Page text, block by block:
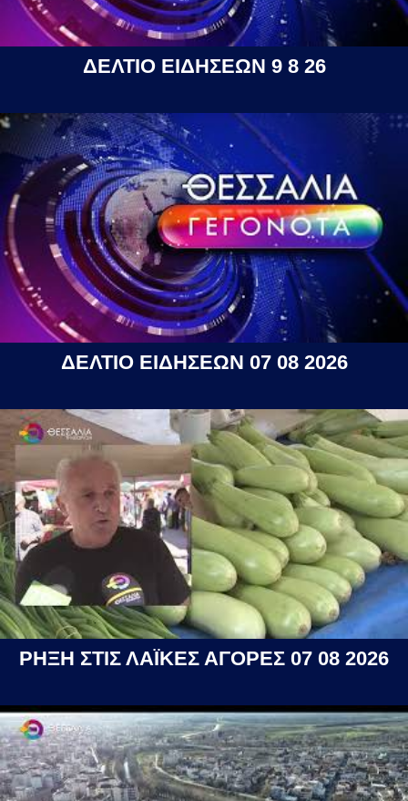
ΔΕΛΤΙΟ ΕΙΔΗΣΕΩΝ 9 8 26
ΔΕΛΤΙΟ ΕΙΔΗΣΕΩΝ 07 08 2026
ΡΗΞΗ ΣΤΙΣ ΛΑΪΚΕΣ ΑΓΟΡΕΣ 07 08 2026